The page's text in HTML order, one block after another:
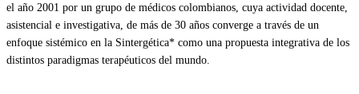
el año 2001 por un grupo de médicos colombianos, cuya actividad docente,
asistencial e investigativa, de más de 30 años converge a través de un
enfoque sistémico en la Sintergética* como una propuesta integrativa de los
distintos paradigmas terapéuticos del mundo.